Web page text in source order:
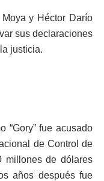
y Héctor Darío
sus declaracio­nes
justicia.
“Gory” fue acusado
de Con­trol de
millones de dólares
años después fue